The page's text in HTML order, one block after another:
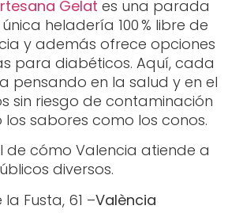
Gelat es una parada
heladería 100 % libre de
y además ofrece opciones
para diabéticos. Aquí, cada
pensando en la salud y en el
sin riesgo de contaminación
sabores como los conos.
de cómo Valencia atiende a
diversos.
Fusta, 61 –València